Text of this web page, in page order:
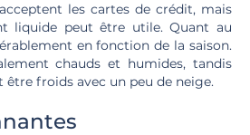
les cartes de crédit, mais
liquide peut être utile. Quant au
en fonction de la saison.
chauds et humides, tandis
être froids avec un peu de neige.